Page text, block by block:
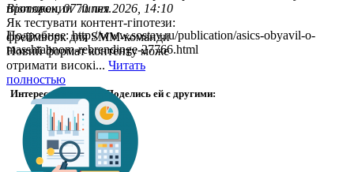
Вівторок, 07 липня 2026, 14:10
Як тестувати контент-гіпотези:
фреймворк для SMM-команди
Новий формат контенту може
отримати високі... Читать
полностью
протяжении 70 лет.
Подробнее: http://www.sostav.ru/publication/asics-obyavil-o-
masshtabnom-rebrendinge-27766.html
Интересная статья? Поделись ей с другими: